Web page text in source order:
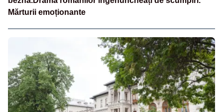
Mărturii emoționante